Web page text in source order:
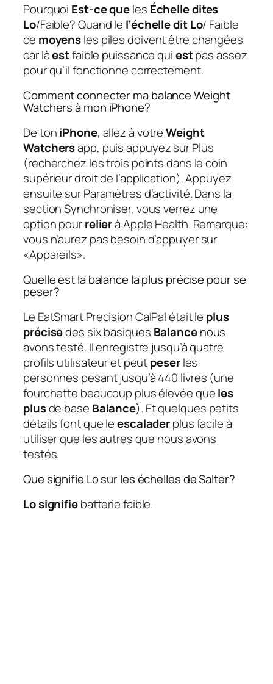
Pourquoi Est-ce queles Échelle dites
Lo/Faible? Quand le l’échelle dit Lo/ Faible
ce moyensles piles doivent être changées
car làestfaible puissance quiestpas assez
pour qu’il fonctionne correctement.
Comment connecter ma balance Weight
Watchers à mon iPhone?
De toniPhone, allez à votreWeight
Watchersapp, puis appuyez sur Plus
(recherchez les trois points dans le coin
supérieur droit de l’application). Appuyez
ensuite sur Paramètres d’activité. Dans la
section Synchroniser, vous verrez une
option pourrelierà Apple Health. Remarque:
vous n’aurez pas besoin d’appuyer sur
«Appareils».
Quelle est la balance la plus précise pour se
peser?
Le EatSmart Precision CalPal était le plus
précisedes six basiques Balancenous
avons testé. Il enregistre jusqu’à quatre
profils utilisateur et peutpeserles
personnes pesant jusqu’à 440 livres (une
fourchette beaucoup plus élevée queles
plusde base Balance). Et quelques petits
détails font que leescaladerplus facile à
utiliser que les autres que nous avons
testés.
Que signifie Lo sur les échelles de Salter?
Lo signifiebatterie faible.